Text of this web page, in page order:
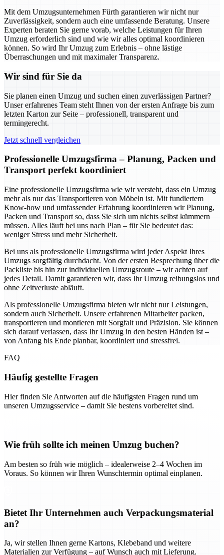
Mit dem Umzugsunternehmen Fürth garantieren wir nicht nur
Zuverlässigkeit, sondern auch eine umfassende Beratung. Unsere
Experten beraten Sie gerne vorab, welche Leistungen für Ihren
Umzug erforderlich sind und wie wir alles optimal koordinieren
können. So wird Ihr Umzug zum Erlebnis – ohne lästige
Überraschungen und mit maximaler Transparenz.
Wir sind für Sie da
Sie planen einen Umzug und suchen einen zuverlässigen Partner?
Unser erfahrenes Team steht Ihnen von der ersten Anfrage bis zum
letzten Karton zur Seite – professionell, transparent und
termingerecht.
Jetzt schnell vergleichen
Professionelle Umzugsfirma – Planung, Packen und
Transport perfekt koordiniert
Eine professionelle Umzugsfirma wie wir versteht, dass ein Umzug
mehr als nur das Transportieren von Möbeln ist. Mit fundiertem
Know-how und umfassender Erfahrung koordinieren wir Planung,
Packen und Transport so, dass Sie sich um nichts selbst kümmern
müssen. Alles läuft bei uns nach Plan – für Sie bedeutet das:
weniger Stress und mehr Sicherheit.
Bei uns als professionelle Umzugsfirma wird jeder Aspekt Ihres
Umzugs sorgfältig durchdacht. Von der ersten Besprechung über die
Packliste bis hin zur individuellen Umzugsroute – wir achten auf
jedes Detail. Damit garantieren wir, dass Ihr Umzug reibungslos und
ohne Zeitverluste abläuft.
Als professionelle Umzugsfirma bieten wir nicht nur Leistungen,
sondern auch Sicherheit. Unsere erfahrenen Mitarbeiter packen,
transportieren und montieren mit Sorgfalt und Präzision. Sie können
sich darauf verlassen, dass Ihr Umzug in den besten Händen ist –
von Anfang bis Ende planbar, koordiniert und stressfrei.
FAQ
Häufig gestellte Fragen
Hier finden Sie Antworten auf die häufigsten Fragen rund um
unseren Umzugsservice – damit Sie bestens vorbereitet sind.
Wie früh sollte ich meinen Umzug buchen?
Am besten so früh wie möglich – idealerweise 2–4 Wochen im
Voraus. So können wir Ihren Wunschtermin optimal einplanen.
Bietet Ihr Unternehmen auch Verpackungsmaterial
an?
Ja, wir stellen Ihnen gerne Kartons, Klebeband und weitere
Materialien zur Verfügung – auf Wunsch auch mit Lieferung.